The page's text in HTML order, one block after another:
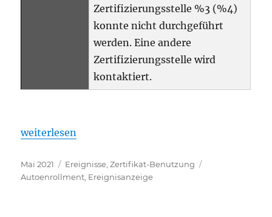
Zertifizierungsstelle %3 (%4)
konnte nicht durchgeführt
werden. Eine andere
Zertifizierungsstelle wird
kontaktiert.
„Details zum Ereignis mit ID 17 der Quelle
weiterlesen
Veröffentlicht
am
Mai 2021 Kategorien
Ereignisse,Zertifikat-Benutzung
Autoenrollment, Ereignisanzeige